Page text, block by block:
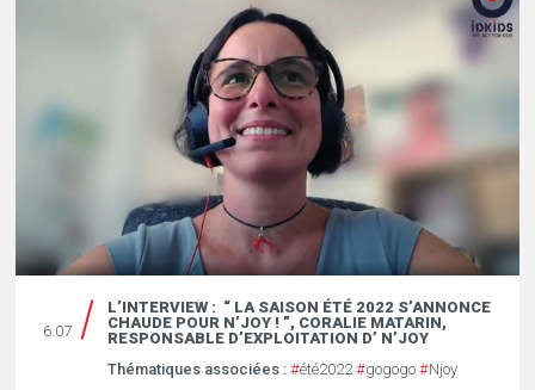
6.07
L’INTERVIEW : “ LA SAISON ÉTÉ 2022 S’ANNONCE
CHAUDE POUR N’JOY ! ”, CORALIE MATARIN,
RESPONSABLE D’EXPLOITATION D’ N’JOY
Thématiques associées : #été2022 #gogogo #Njoy